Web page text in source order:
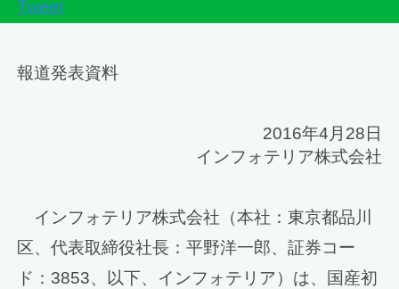
Tweet
報道発表資料
2016年4月28日
インフォテリア株式会社
インフォテリア株式会社（本社：東京都品川
区、代表取締役社長：平野洋一郎、証券コー
ド：3853、以下、インフォテリア）は、国産初